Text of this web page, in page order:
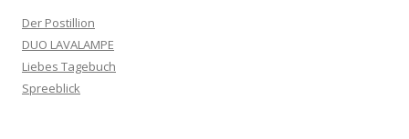
Der Postillion
DUO LAVALAMPE
Liebes Tagebuch
Spreeblick